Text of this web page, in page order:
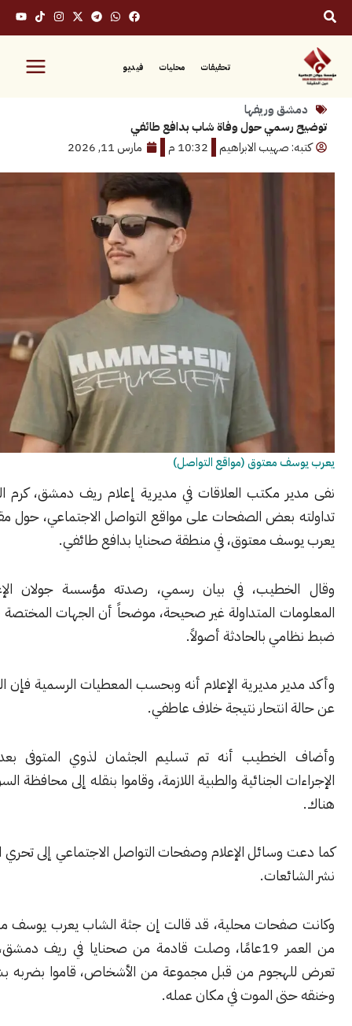
محليات فيديو
وريفها
حول وفاة شاب بدافع طائفي
صهيب الابراهيم
10:32 م مارس 11, 2026
معتوق (مواقع التواصل)
مكتب العلاقات في مديرية إعلام ريف دمشق، كرم الخطيب، ما
بعض الصفحات على مواقع التواصل الاجتماعي، حول مقتل الشاب،
معتوق، في منطقة صحنايا بدافع طائفي.
في بيان رسمي، رصدته مؤسسة جولان الإعلامية، إن
المتداولة غير صحيحة، موضحاً أن الجهات المختصة قامت بفتح
بالحادثة أصولاً.
مديرية الإعلام أنه وبحسب المعطيات الرسمية فإن الوفاة ناجمة
انتحار نتيجة خلاف عاطفي.
أنه تم تسليم الجثمان لذوي المتوفى بعد استكمال
الجنائية والطبية اللازمة، وقاموا بنقله إلى محافظة السويداء لدفنه
الإعلام وصفحات التواصل الاجتماعي إلى تحري الدقة وعدم
محلية، قد قالت إن جثة الشاب يعرب يوسف معتوق البالغ
من العمر 19عامًا، وصلت قادمة من صحنايا في ريف دمشق، زاعمة أنه
من قبل مجموعة من الأشخاص، قاموا بضربه بشكل عنيف
الموت في مكان عمله.